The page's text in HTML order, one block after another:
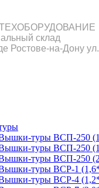
склад
Ростове-на-Дону